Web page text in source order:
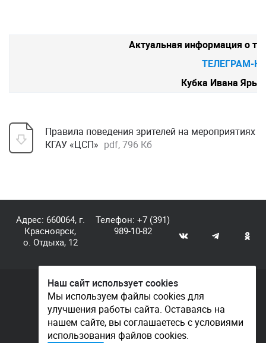
Актуальная информация о
ТЕЛЕГРАМ-
Кубка Ивана
Правила поведения зрителей на мероприятиях
КГАУ «ЦСП» pdf, 796 Кб
Адрес: 660064, г.
Красноярск,
о. Отдыха, 12
Телефон:+7 (391)
989-10-82
© КГАУ «Центр спортивной подготовки», 2026
Документы
Политика конфиденциальности
Наш сайт использует cookies
Мы используем файлы cookies для
улучшения работы сайта. Оставаясь на
нашем сайте, вы соглашаетесь с условиями
использования файлов cookies.